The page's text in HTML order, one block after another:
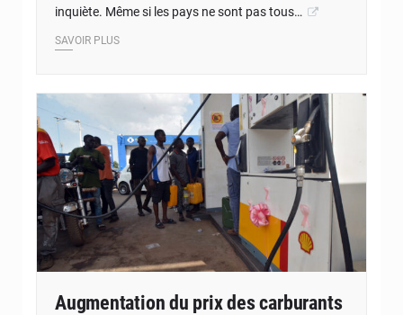
inquiète. Même si les pays ne sont pas tous…
SAVOIR PLUS
© Internet
Augmentation du prix des carburants